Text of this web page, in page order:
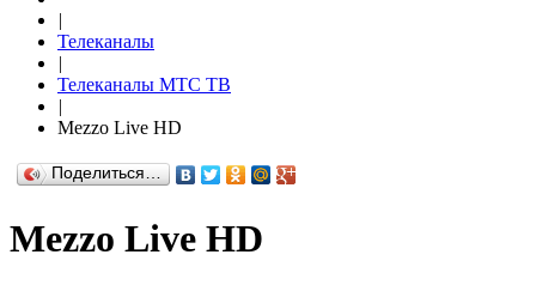
|
Телеканалы
|
Телеканалы МТС ТВ
|
Mezzo Live HD
Поделиться…
Mezzo Live HD